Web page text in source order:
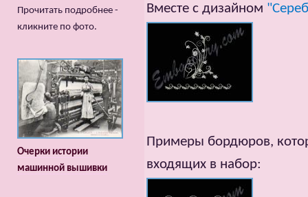
Вместе с дизайном
Примеры бордюров,
входящих в набор:
Прочитать подробнее -
кликните по фото.
Очерки истории
машинной вышивки